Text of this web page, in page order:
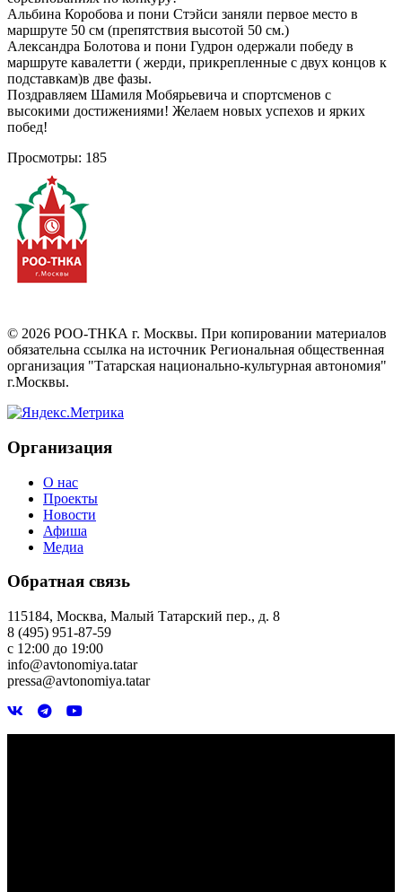
Альбина Коробова и пони Стэйси заняли первое место в
маршруте 50 см (препятствия высотой 50 см.)
Александра Болотова и пони Гудрон одержали победу в
маршруте кавалетти ( жерди, прикрепленные с двух концов к
подставкам)в две фазы.
Поздравляем Шамиля Мобярьевича и спортсменов с
высокими достижениями! Желаем новых успехов и ярких
побед!
Просмотры: 185
© 2026 РОО-ТНКА г. Москвы. При копировании материалов
обязательна ссылка на источник Региональная общественная
организация "Татарская национально-культурная автономия"
г.Москвы.
Организация
О нас
Проекты
Новости
Афиша
Медиа
Обратная связь
115184, Москва, Малый Татарский пер., д. 8
8 (495) 951-87-59
с 12:00 до 19:00
info@avtonomiya.tatar
pressa@avtonomiya.tatar